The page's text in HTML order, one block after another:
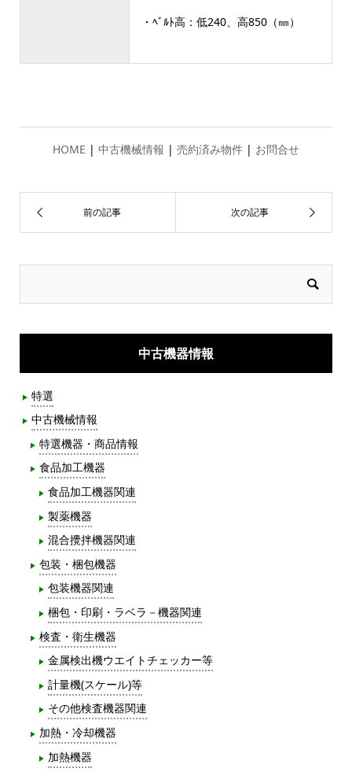
・ﾍﾞﾙﾄ高：低240、高850（㎜）
HOME | 中古機械情報 | 売約済み物件 | お問合せ
中古機器情報
特選
中古機械情報
特選機器・商品情報
食品加工機器
食品加工機器関連
製薬機器
混合攪拌機器関連
包装・梱包機器
包装機器関連
梱包・印刷・ラベラ－機器関連
検査・衛生機器
金属検出機ウエイトチェッカー等
計量機(スケール)等
その他検査機器関連
加熱・冷却機器
加熱機器